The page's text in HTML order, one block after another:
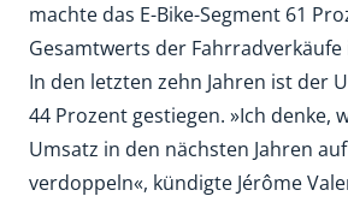
machte das E-Bike-Segment 61
Gesamtwerts der Fahrradverkäufe
In den letzten zehn Jahren ist der
44 Prozent gestiegen. »Ich denke,
Umsatz in den nächsten Jahren
verdoppeln«, kündigte Jérôme